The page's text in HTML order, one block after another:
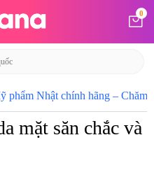
0
phẩm Nhật chính hãng – Chăm
mặt săn chắc và